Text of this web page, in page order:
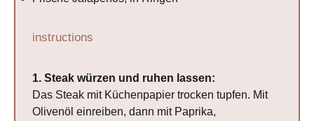
instructions
1. Steak würzen und ruhen lassen:
Das Steak mit Küchenpapier trocken tupfen. Mit
Olivenöl einreiben, dann mit Paprika,